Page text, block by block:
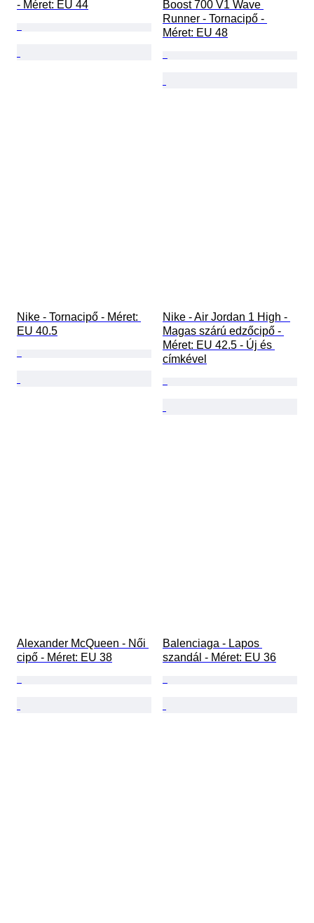
- Méret: EU 44
Boost 700 V1 Wave
Runner - Tornacipő -
Méret: EU 48
Nike - Tornacipő - Méret:
EU 40.5
Nike - Air Jordan 1 High -
Magas szárú edzőcipő -
Méret: EU 42.5 - Új és
címkével
Alexander McQueen - Női
cipő - Méret: EU 38
Balenciaga - Lapos
szandál - Méret: EU 36